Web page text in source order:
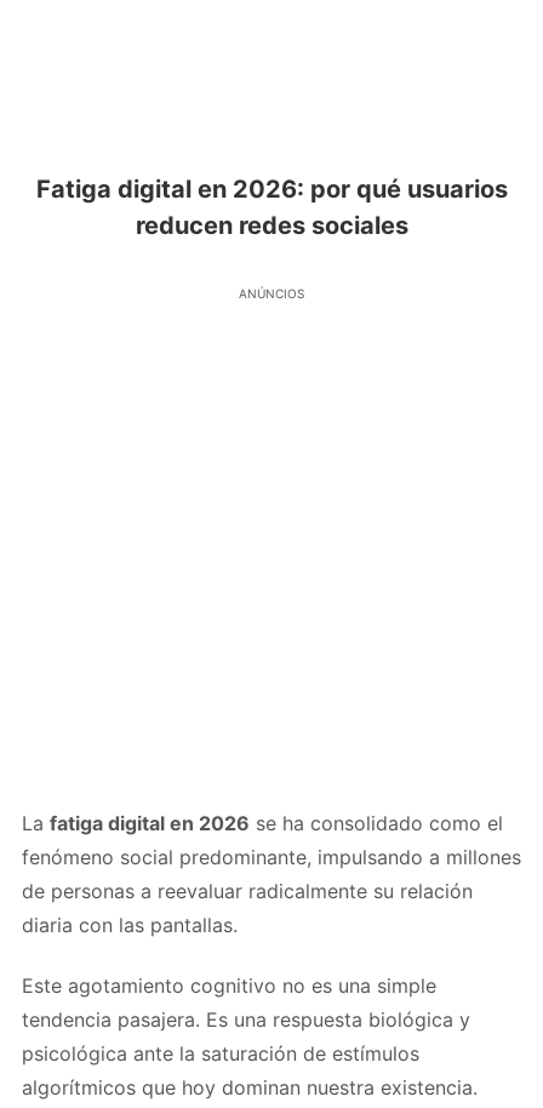
Fatiga digital en 2026: por qué usuarios
reducen redes sociales
ANÚNCIOS
La fatiga digital en 2026 se ha consolidado como el
fenómeno social predominante, impulsando a millones
de personas a reevaluar radicalmente su relación
diaria con las pantallas.
Este agotamiento cognitivo no es una simple
tendencia pasajera. Es una respuesta biológica y
psicológica ante la saturación de estímulos
algorítmicos que hoy dominan nuestra existencia.